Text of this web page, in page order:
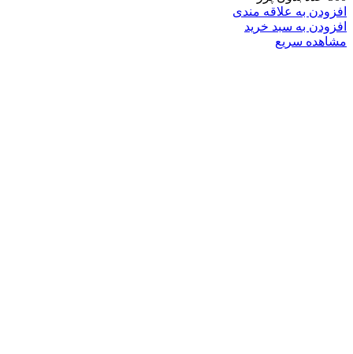
افزودن به علاقه مندی
افزودن به سبد خرید
مشاهده سریع